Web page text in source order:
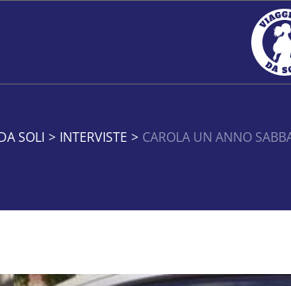
SOLI > INTERVISTE > CAROLA UN ANNO